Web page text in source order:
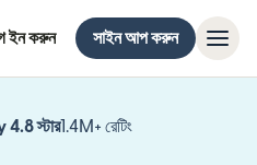
ইন করুন সাইন আপ করুন
স্টার1.4M+ রেটিং